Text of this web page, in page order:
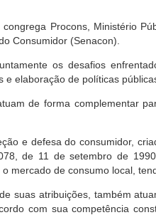
Procons, Ministério
Consumidor (Senacon).
os desafios
elaboração de políticas
de forma complementar
e defesa do consumidor,
de 11 de setembro de
mercado de consumo local,
suas atribuições, também
com sua competência